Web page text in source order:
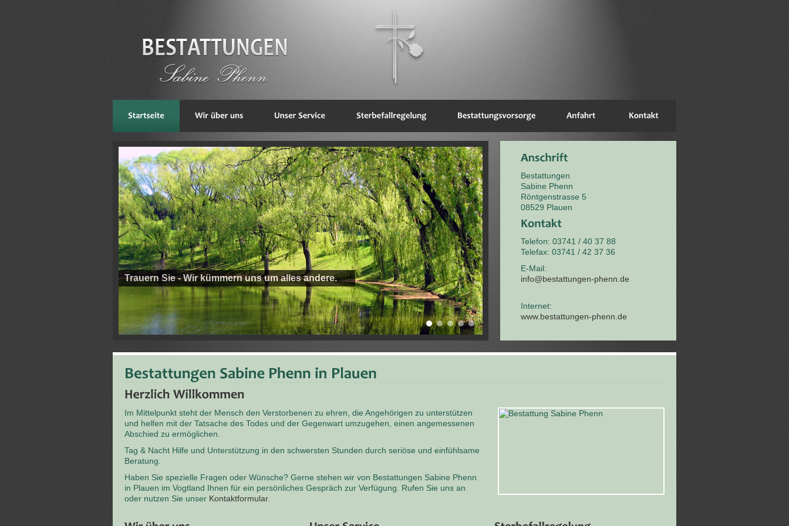
Bestattungen
Sabine Phenn
Röntgenstrasse 5
08529 Plauen
Telefon: 03741 / 40 37 88
Telefax: 03741 / 42 37 36
E-Mail:
info@bestattungen-phenn.de
Internet:
www.bestattungen-phenn.de
Trauern Sie - Wir kümmern uns um alles andere.
Im Mittelpunkt steht der Mensch den Verstorbenen zu ehren, die Angehörigen zu unterstützen
und helfen mit der Tatsache des Todes und der Gegenwart umzugehen, einen angemessenen
Abschied zu ermöglichen.
Tag & Nacht Hilfe und Unterstützung in den schwersten Stunden durch seriöse und einfühlsame
Beratung.
Haben Sie spezielle Fragen oder Wünsche? Gerne stehen wir von Bestattungen Sabine Phenn
in Plauen im Vogtland Ihnen für ein persönliches Gespräch zur Verfügung. Rufen Sie uns an
oder nutzen Sie unser Kontaktformular.